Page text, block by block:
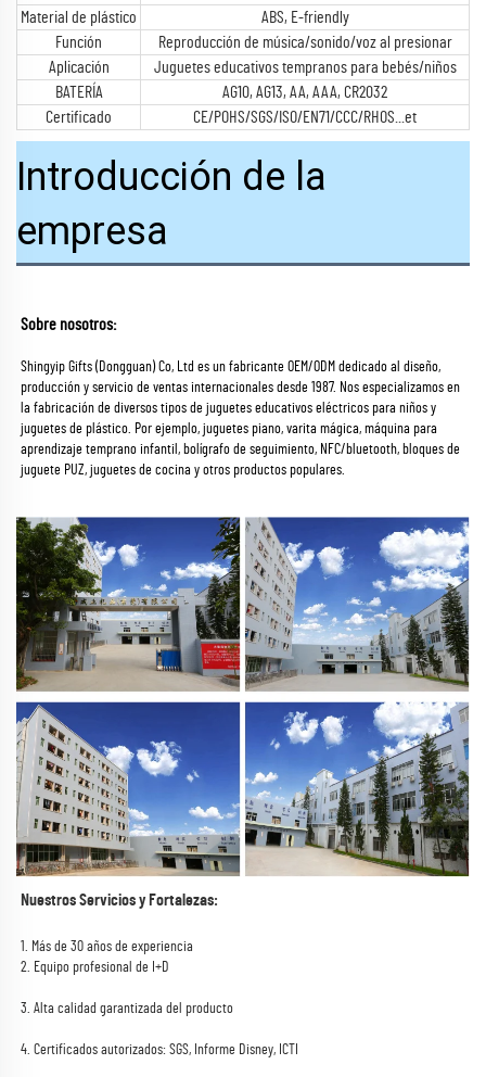
Material de plástico
ABS, E-friendly
Función
Reproducción de música/sonido/voz al presionar
Aplicación
Juguetes educativos tempranos para bebés/niños
BATERÍA
AG10, AG13, AA, AAA, CR2032
Certificado
CE/POHS/SGS/ISO/EN71/CCC/RHOS...et
Introducción de la
empresa
Sobre nosotros:
Shingyip Gifts (Dongguan) Co, Ltd es un fabricante OEM/ODM dedicado al diseño,
producción y servicio de ventas internacionales desde 1987. Nos especializamos en
la fabricación de diversos tipos de juguetes educativos eléctricos para niños y
juguetes de plástico. Por ejemplo, juguetes piano, varita mágica, máquina para
aprendizaje temprano infantil, bolígrafo de seguimiento, NFC/bluetooth, bloques de
juguete PUZ, juguetes de cocina y otros productos populares.
Nuestros Servicios y Fortalezas:
1. Más de 30 años de experiencia
2. Equipo profesional de I+D
3. Alta calidad garantizada del producto
4. Certificados autorizados: SGS, Informe Disney, ICTI